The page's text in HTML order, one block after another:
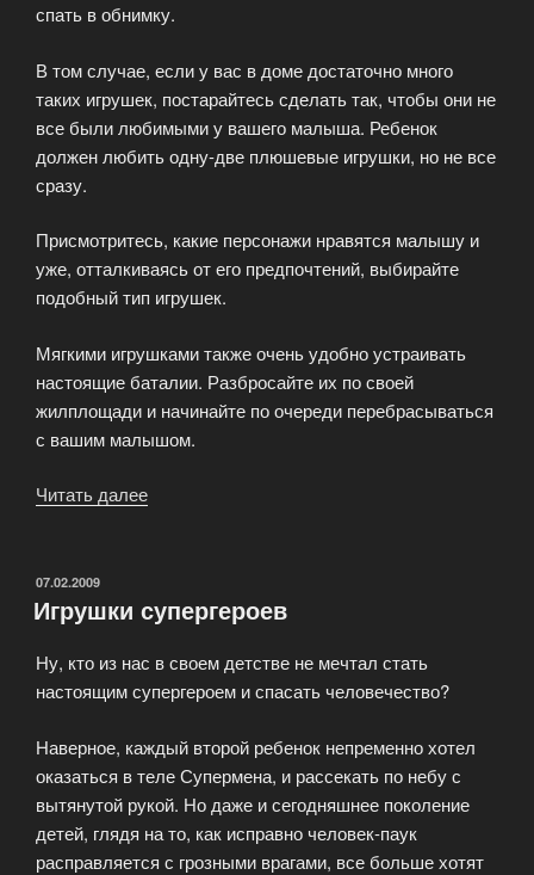
спать в обнимку.
В том случае, если у вас в доме достаточно много
таких игрушек, постарайтесь сделать так, чтобы они не
все были любимыми у вашего малыша. Ребенок
должен любить одну-две плюшевые игрушки, но не все
сразу.
Присмотритесь, какие персонажи нравятся малышу и
уже, отталкиваясь от его предпочтений, выбирайте
подобный тип игрушек.
Мягкими игрушками также очень удобно устраивать
настоящие баталии. Разбросайте их по своей
жилплощади и начинайте по очереди перебрасываться
с вашим малышом.
Читать далее
ОПУБЛИКОВАНО
07.02.2009
Игрушки супергероев
Ну, кто из нас в своем детстве не мечтал стать
настоящим супергероем и спасать человечество?
Наверное, каждый второй ребенок непременно хотел
оказаться в теле Супермена, и рассекать по небу с
вытянутой рукой. Но даже и сегодняшнее поколение
детей, глядя на то, как исправно человек-паук
расправляется с грозными врагами, все больше хотят